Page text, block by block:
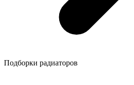
Подборки радиаторов